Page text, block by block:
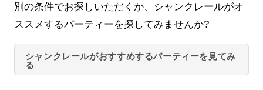
別の条件でお探しいただくか、シャンクレールがオ
ススメするパーティーを探してみませんか?
シャンクレールがおすすめするパーティーを見てみ
る